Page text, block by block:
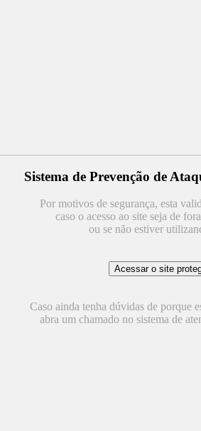
Sistema de Prevenção de
Por motivos de segurança, esta
caso o acesso ao site seja de
ou se não estiver
Caso ainda tenha dúvidas de porque
abra um chamado no sistema de